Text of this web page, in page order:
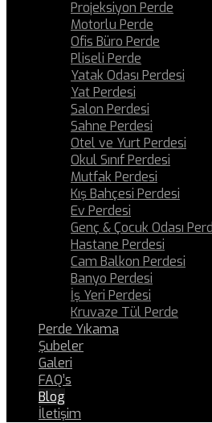
Projeksiyon Perde
Motorlu Perde
Ofis Büro Perde
Pliseli Perde
Yatak Odası Perdesi
Yat Perdesi
Salon Perdesi
Sahne Perdesi
Otel ve Yurt Perdesi
Okul Sınıf Perdesi
Mutfak Perdesi
Kış Bahçesi Perdesi
Ev Perdesi
Genç & Çocuk Odası
Hastane Perdesi
Cam Balkon Perdesi
Banyo Perdesi
İş Yeri Perdesi
Kruvaze Tül Perde
Perde Yıkama
Şubeler
Galeri
FAQ’s
Blog
İletişim